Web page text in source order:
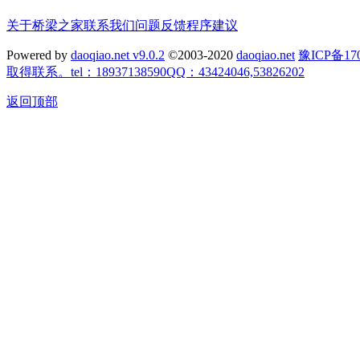
关于桥梁之家联系我们问题反馈程序建议
Powered by daoqiao.net v9.0.2 ©2003-2020 daoqiao.net 豫ICP备
取得联系。tel：18937138590QQ：43424046,53826202
返回顶部